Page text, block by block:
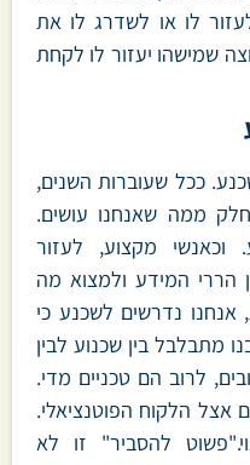
לו או לשדרג לו את
שמישהו יעזור לו לקחת
ככל שעוברות השנים,
ממה שאנחנו עושים.
וכאנשי מקצוע, לעזור
הררי המידע ולמצוא מה
נדרשים לשכנע כי
מתבלבל בין שכנוע לבין
לרוב הם טכניים מדי.
אצל הלקוח הפוטנציאלי.
להסביר" זו לא